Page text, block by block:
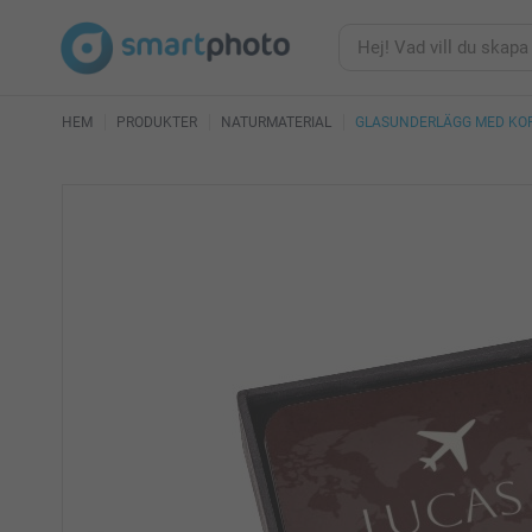
HEM PRODUKTER NATURMATERIAL GLASUNDERLÄGG MED